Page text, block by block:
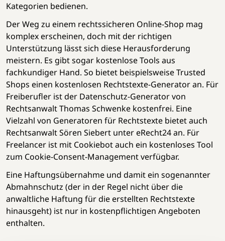
Kategorien bedienen.
Der Weg zu einem rechtssicheren Online-Shop mag
komplex erscheinen, doch mit der richtigen
Unterstützung lässt sich diese Herausforderung
meistern. Es gibt sogar kostenlose Tools aus
fachkundiger Hand. So bietet beispielsweise Trusted
Shops einen kostenlosen Rechtstexte-Generator an. Für
Freiberufler ist der Datenschutz-Generator von
Rechtsanwalt Thomas Schwenke kostenfrei. Eine
Vielzahl von Generatoren für Rechtstexte bietet auch
Rechtsanwalt Sören Siebert unter eRecht24 an. Für
Freelancer ist mit Cookiebot auch ein kostenloses Tool
zum Cookie-Consent-Management verfügbar.
Eine Haftungsübernahme und damit ein sogenannter
Abmahnschutz (der in der Regel nicht über die
anwaltliche Haftung für die erstellten Rechtstexte
hinausgeht) ist nur in kostenpflichtigen Angeboten
enthalten.